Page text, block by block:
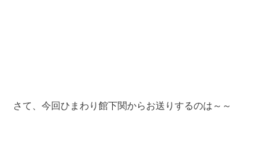
さて、今回ひまわり館下関からお送りするのは～～